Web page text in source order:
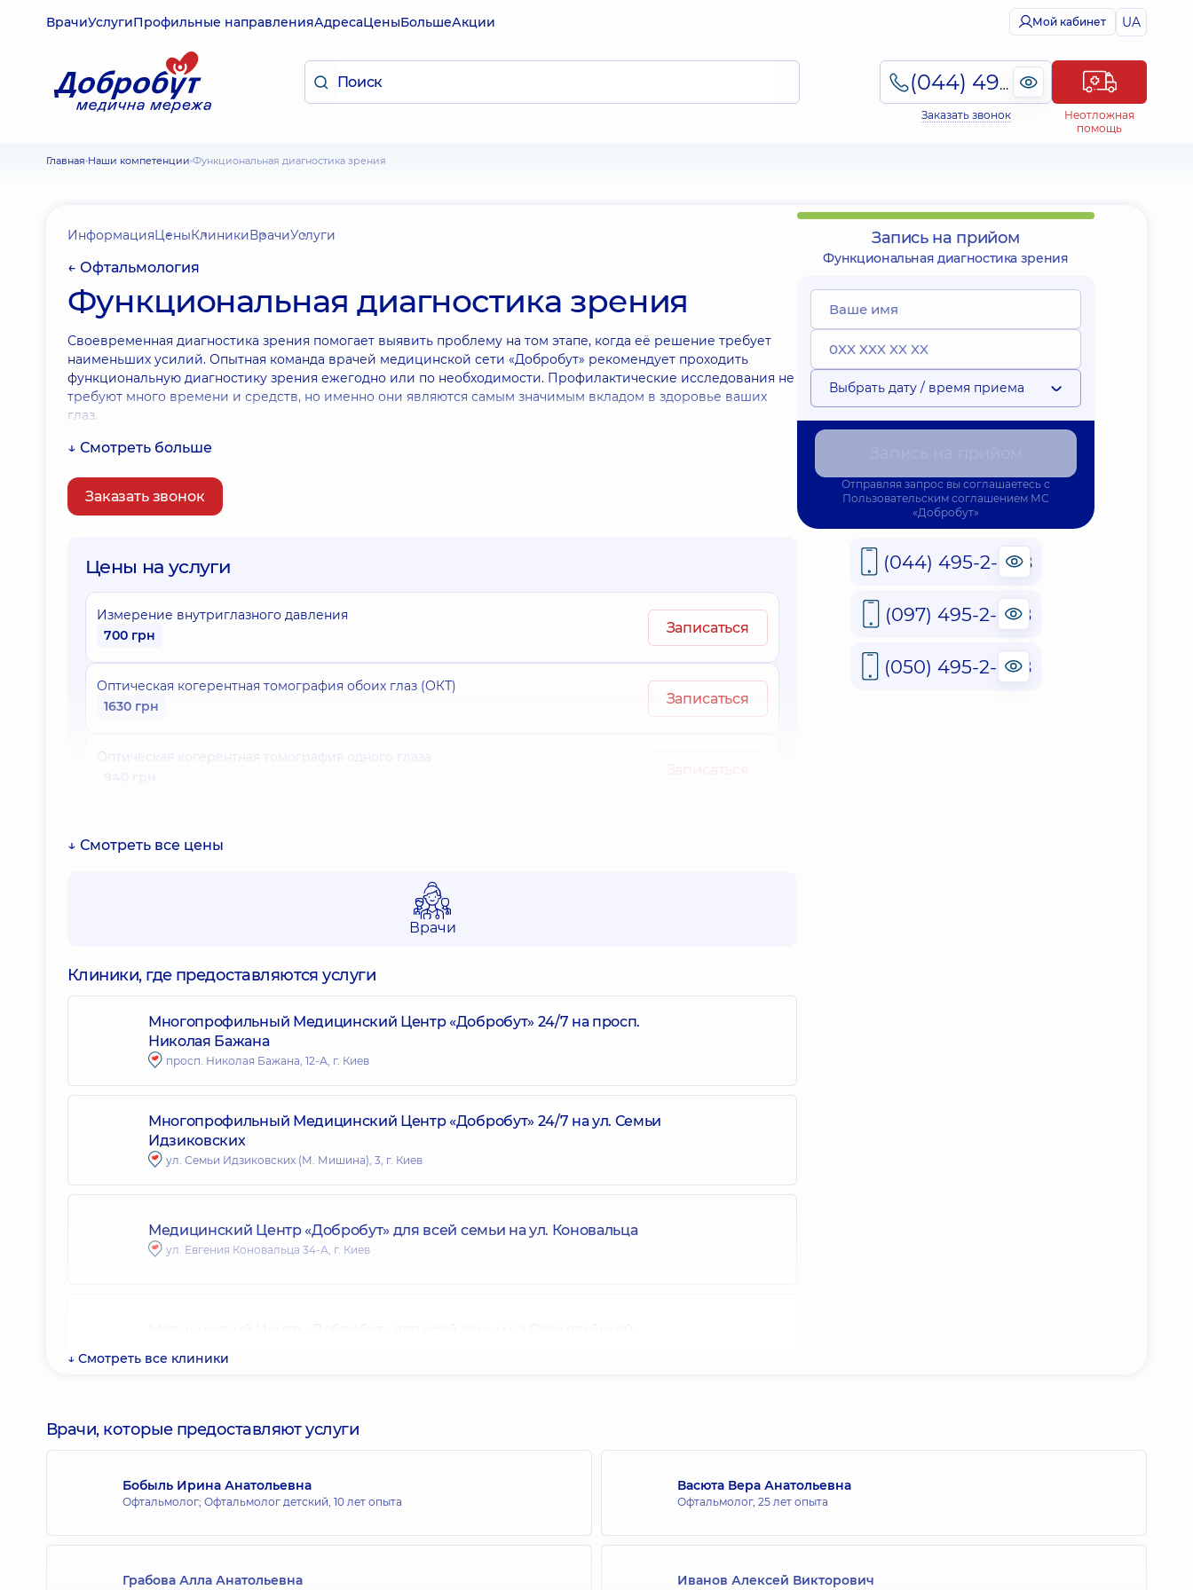
ВрачиУслугиПрофильные направленияАдресаЦеныБольшеАкции Мой кабинет UA
(044) 495-2-888
Заказать звонок
Неотложная
помощь
Главная Наши компетенции Функциональная диагностика зрения
ИнформацияЦеныКлиникиВрачиУслуги
← Офтальмология
Функциональная диагностика зрения
Своевременная диагностика зрения помогает выявить проблему на том этапе, когда её решение требует
наименьших усилий. Опытная команда врачей медицинской сети «Добробут» рекомендует проходить
функциональную диагностику зрения ежегодно или по необходимости. Профилактические исследования не
требуют много времени и средств, но именно они являются самым значимым вкладом в здоровье ваших
глаз.
↓ Смотреть больше
Заказать звонок
Цены на услуги
Измерение внутриглазного давления
700 грн
Записаться
Оптическая когерентная томография обоих глаз (ОКТ)
1630 грн
Записаться
Оптическая когерентная томография одного глаза
↓ Смотреть все цены
Врачи
Клиники, где предоставляются услуги
Многопрофильный Медицинский Центр «Добробут» 24/7 на просп.
Николая Бажана
просп. Николая Бажана, 12-А, г. Киев
Многопрофильный Медицинский Центр «Добробут» 24/7 на ул. Семьи
Идзиковских
ул. Семьи Идзиковских (М. Мишина), 3, г. Киев
Медицинский Центр «Добробут» для всей семьи на ул. Коновальца
ул. Евгения Коновальца 34-А, г. Киев
Липки
ул. Энтузиастов 1/2, г. Киев
↓ Смотреть все клиники
Запись на прийом
Функциональная диагностика зрения
Выбрать дату / время приема
Отправляя запрос вы соглашаетесь с
Пользовательским соглашением МС
«Добробут»
(044) 495-2-888
(097) 495-2-888
(050) 495-2-888
Врачи, которые предоставляют услуги
Бобыль Ирина Анатольевна
Офтальмолог; Офтальмолог детский, 10 лет опыта
Васюта Вера Анатольевна
Офтальмолог, 25 лет опыта
Грабова Алла Анатольевна Иванов Алексей Викторович